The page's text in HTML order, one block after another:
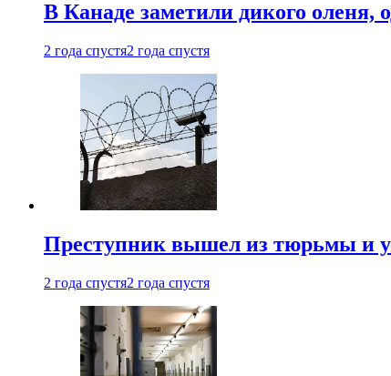
В Канаде заметили дикого оленя,
2 года спустя2 года спустя
Преступник вышел из тюрьмы и
2 года спустя2 года спустя